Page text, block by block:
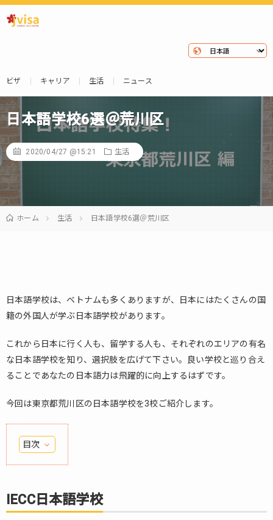
ビザ キャリア 生活 ニュース
日本語学校6選＠荒川区
2020/04/27 @15:21 生活
ホーム 生活 日本語学校6選＠荒川区
日本語学校は、ベトナムも多くありますが、日本にはたくさんの国
籍の外国人が学ぶ日本語学校があります。
これから日本に行く人も、留学する人も、それぞれのエリアの有名
な日本語学校を知り、選択肢を広げて下さい。良い学校と巡り合え
ることであなたの日本語力は飛躍的に向上するはずです。
今回は東京都荒川区の日本語学校を3校ご紹介します。
目次
1.
日本
語学
IECC日本語学校